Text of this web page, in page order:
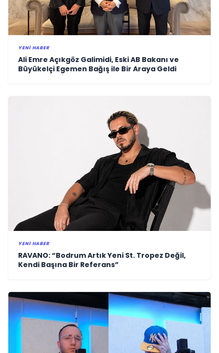
YENI HABER
Ali Emre Açıkgöz Galimidi, Eski AB Bakanı ve
Büyükelçi Egemen Bağış ile Bir Araya Geldi
YENI HABER
RAVANO: “Bodrum Artık Yeni St. Tropez Değil,
Kendi Başına Bir Referans”